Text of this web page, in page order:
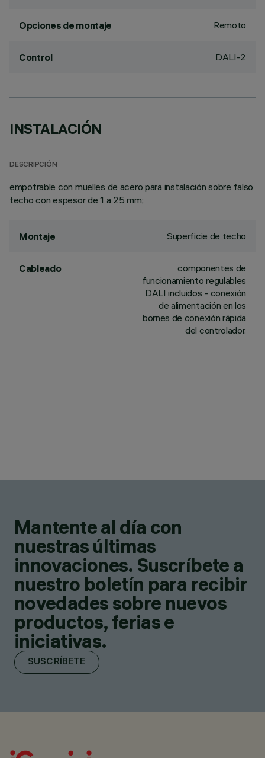
Opciones de montaje Remoto
Control DALI-2
INSTALACIÓN
DESCRIPCIÓN
empotrable con muelles de acero para instalación sobre falso
techo con espesor de 1 a 25 mm;
Montaje Superficie de techo
Cableado
componentes de
funcionamiento regulables
DALI incluidos - conexión
de alimentación en los
bornes de conexión rápida
del controlador.
Mantente al día con
nuestras últimas
innovaciones. Suscríbete a
nuestro boletín para recibir
novedades sobre nuevos
productos, ferias e
iniciativas.
SUSCRÍBETE